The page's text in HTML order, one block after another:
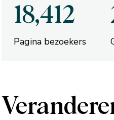
18,412
Pagina bezoekers